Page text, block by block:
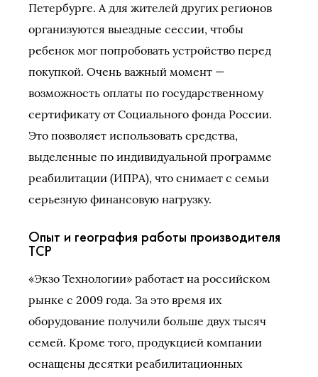
Петербурге. А для жителей других регионов
организуются выездные сессии, чтобы
ребенок мог попробовать устройство перед
покупкой. Очень важный момент —
возможность оплаты по государственному
сертификату от Социального фонда России.
Это позволяет использовать средства,
выделенные по индивидуальной программе
реабилитации (ИПРА), что снимает с семьи
серьезную финансовую нагрузку.
Опыт и география работы производителя
ТСР
«Экзо Технологии» работает на российском
рынке с 2009 года. За это время их
оборудование получили больше двух тысяч
семей. Кроме того, продукцией компании
оснащены десятки реабилитационных